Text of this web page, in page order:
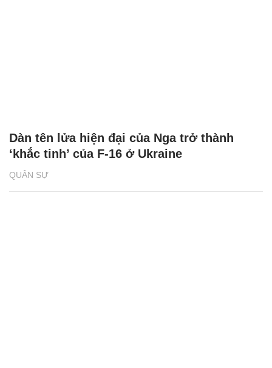
QUÂN SỰ
Dàn tên lửa hiện đại của Nga trở thành
‘khắc tinh’ của F-16 ở Ukraine